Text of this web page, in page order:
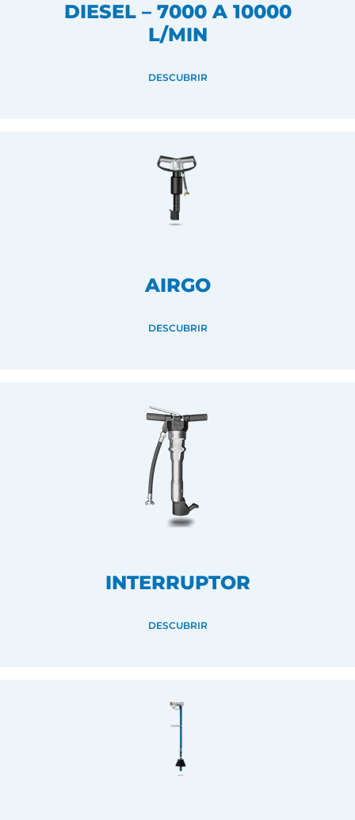
DIESEL – 7000 A 10000
L/MIN
DESCUBRIR
AIRGO
DESCUBRIR
INTERRUPTOR
DESCUBRIR